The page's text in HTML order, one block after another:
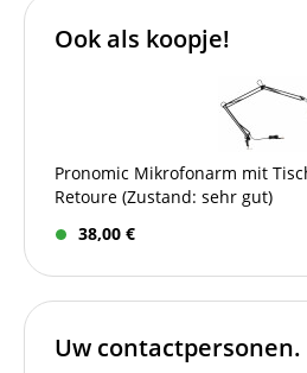
Ook als koopje!
Pronomic Mikrofonarm mit
Retoure (Zustand: sehr gut)
38,00 €
Uw contactpersonen.